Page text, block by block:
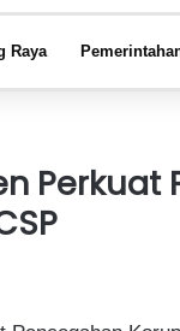
Raya
Perkuat